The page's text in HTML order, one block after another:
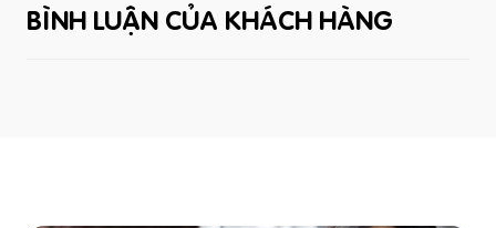
BÌNH LUẬN CỦA KHÁCH HÀNG